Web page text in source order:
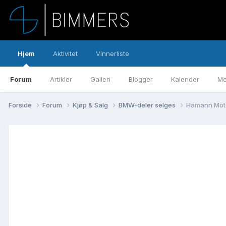
Hjem
Forum Artikler Galleri Blogger Kalender
Aktivitet Vinnerliste
Forside Forum Kjøp & Salg BMW-deler selges Hamann